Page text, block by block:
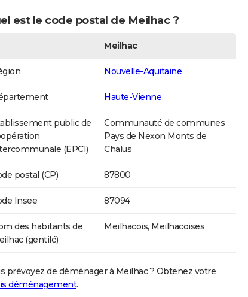
est le code postal de Meilhac ?
Meilhac
Nouvelle-Aquitaine
Haute-Vienne
public de
(EPCI)
Communauté de communes
Pays de Nexon Monts de
Chalus
postal (CP) 87800
Insee 87094
des habitants de
(gentilé)
Meilhacois, Meilhacoises
prévoyez de déménager à Meilhac ? Obtenez votre
déménagement.